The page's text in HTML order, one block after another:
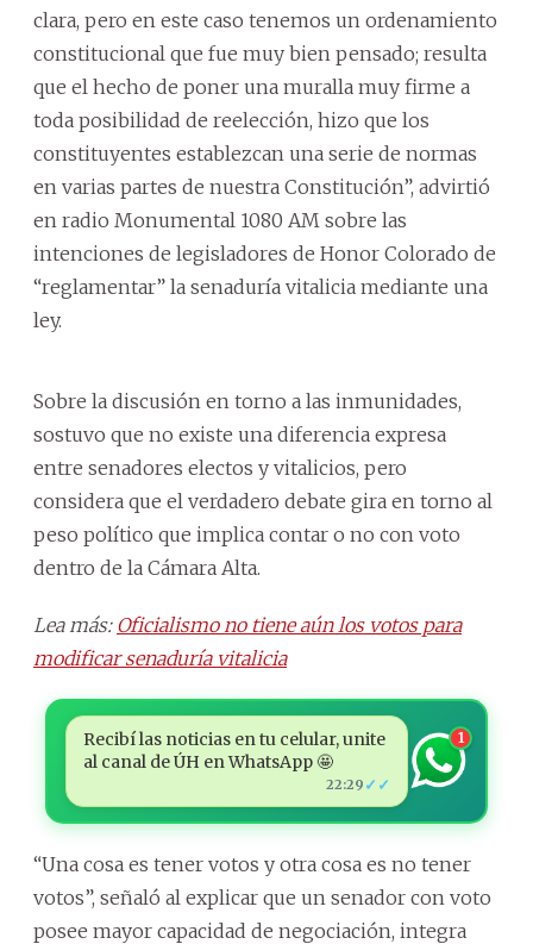
clara, pero en este caso tenemos un ordenamiento
constitucional que fue muy bien pensado; resulta
que el hecho de poner una muralla muy firme a
toda posibilidad de reelección, hizo que los
constituyentes establezcan una serie de normas
en varias partes de nuestra Constitución”, advirtió
en radio Monumental 1080 AM sobre las
intenciones de legisladores de Honor Colorado de
“reglamentar” la senaduría vitalicia mediante una
ley.
Sobre la discusión en torno a las inmunidades,
sostuvo que no existe una diferencia expresa
entre senadores electos y vitalicios, pero
considera que el verdadero debate gira en torno al
peso político que implica contar o no con voto
dentro de la Cámara Alta.
Lea más: Oficialismo no tiene aún los votos para
modificar senaduría vitalicia
Recibí las noticias en tu celular, unite
al canal de ÚH en WhatsApp 🤩
22:29 ✓✓
1
“Una cosa es tener votos y otra cosa es no tener
votos”, señaló al explicar que un senador con voto
posee mayor capacidad de negociación, integra